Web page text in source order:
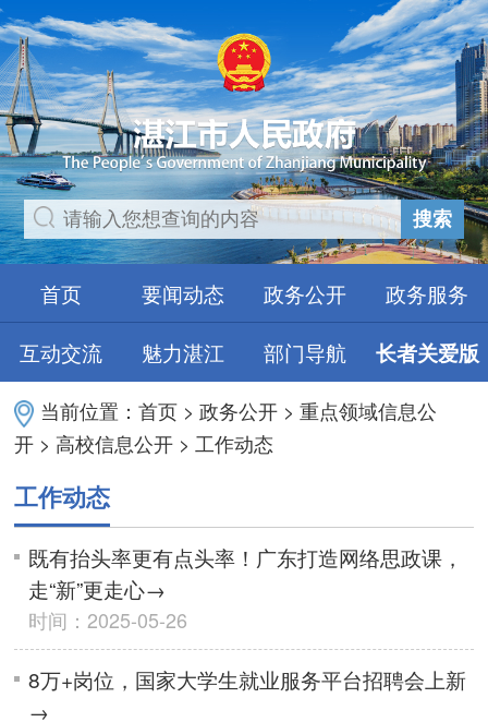
搜索
首页 要闻动态 政务公开
政务服务
互动交流
魅力湛江 部门导航 长者关爱版
当前位置：首页 >政务公开 >重点领域信息公
开 > 高校信息公开 > 工作动态
工作动态
既有抬头率更有点头率！广东打造网络思政课，
走“新”更走心→
时间：2025-05-26
8万+岗位，国家大学生就业服务平台招聘会上新
→